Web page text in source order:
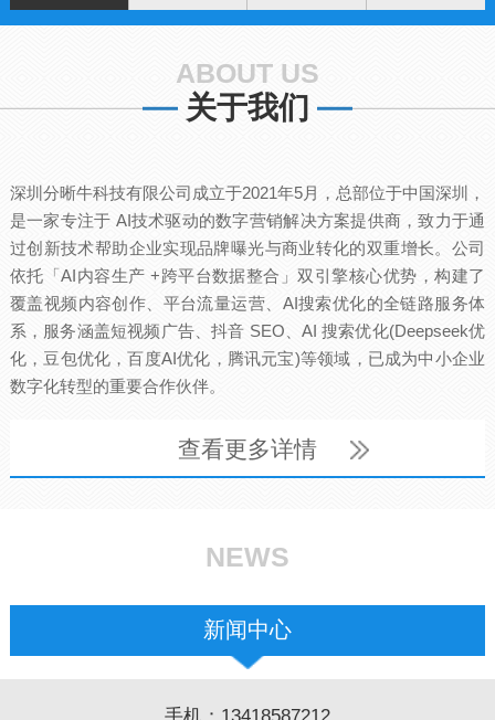
ABOUT US
关于我们
深圳分晰牛科技有限公司成立于2021年5月，总部位于中国深圳，
是一家专注于 AI技术驱动的数字营销解决方案提供商，致力于通
过创新技术帮助企业实现品牌曝光与商业转化的双重增长。公司
依托「AI内容生产 +跨平台数据整合」双引擎核心优势，构建了
覆盖视频内容创作、平台流量运营、AI搜索优化的全链路服务体
系，服务涵盖短视频广告、抖音 SEO、AI 搜索优化(Deepseek优
化，豆包优化，百度AI优化，腾讯元宝)等领域，已成为中小企业
数字化转型的重要合作伙伴。
查看更多详情
NEWS
新闻中心
手机：13418587212